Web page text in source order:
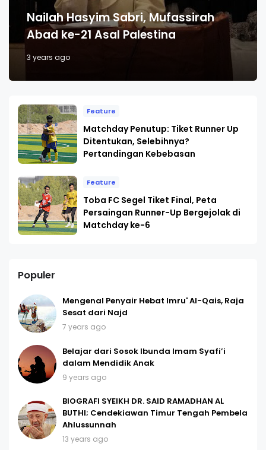
Nailah Hasyim Sabri, Mufassirah
Abad ke-21 Asal Palestina
3 years ago
Feature
Matchday Penutup: Tiket Runner Up
Ditentukan, Selebihnya?
Pertandingan Kebebasan
Feature
Toba FC Segel Tiket Final, Peta
Persaingan Runner-Up Bergejolak di
Matchday ke-6
Populer
Mengenal Penyair Hebat Imru' Al-Qais, Raja
Sesat dari Najd
7 years ago
Belajar dari Sosok Ibunda Imam Syafi’i
dalam Mendidik Anak
9 years ago
BIOGRAFI SYEIKH DR. SAID RAMADHAN AL
BUTHI; Cendekiawan Timur Tengah Pembela
Ahlussunnah
13 years ago